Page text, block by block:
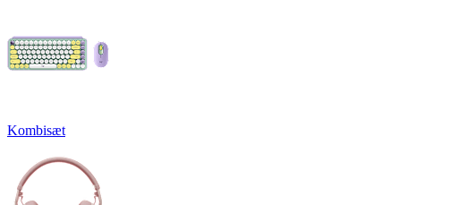
Kombisæt